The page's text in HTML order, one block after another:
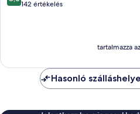
Labritja
ennyiből:
142 értékelés
tartalmazza
Hasonló